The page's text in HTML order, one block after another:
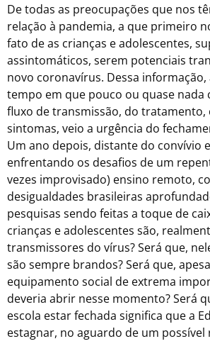
De todas as preocupações que nos
relação à pandemia, a que primeiro
fato de as crianças e adolescentes,
assintomáticos, serem potenciais
novo coronavírus. Dessa
tempo em que pouco ou quase nada
fluxo de transmissão, do tratamento,
sintomas, veio a urgência do
Um ano depois, distante do convívio
enfrentando os desafios de um
vezes improvisado) ensino remoto,
desigualdades brasileiras
pesquisas sendo feitas a toque de
crianças e adolescentes são,
transmissores do vírus? Será que,
são sempre brandos? Será que,
equipamento social de extrema
deveria abrir nesse momento? Será
escola estar fechada significa que a
estagnar, no aguardo de um possível